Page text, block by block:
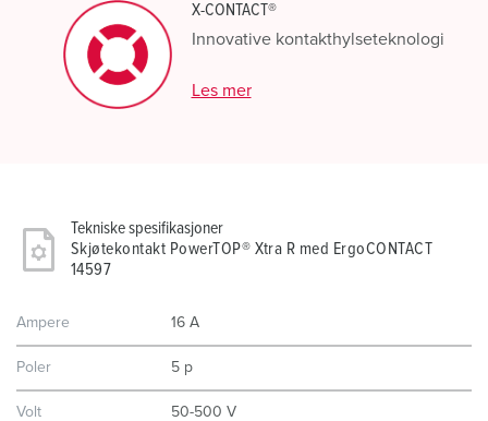
X-CONTACT®
Innovative kontakthylseteknologi
Les mer
Tekniske spesifikasjoner
Skjøtekontakt PowerTOP® Xtra R med ErgoCONTACT
14597
Ampere 16 A
Poler 5 p
Volt 50-500 V